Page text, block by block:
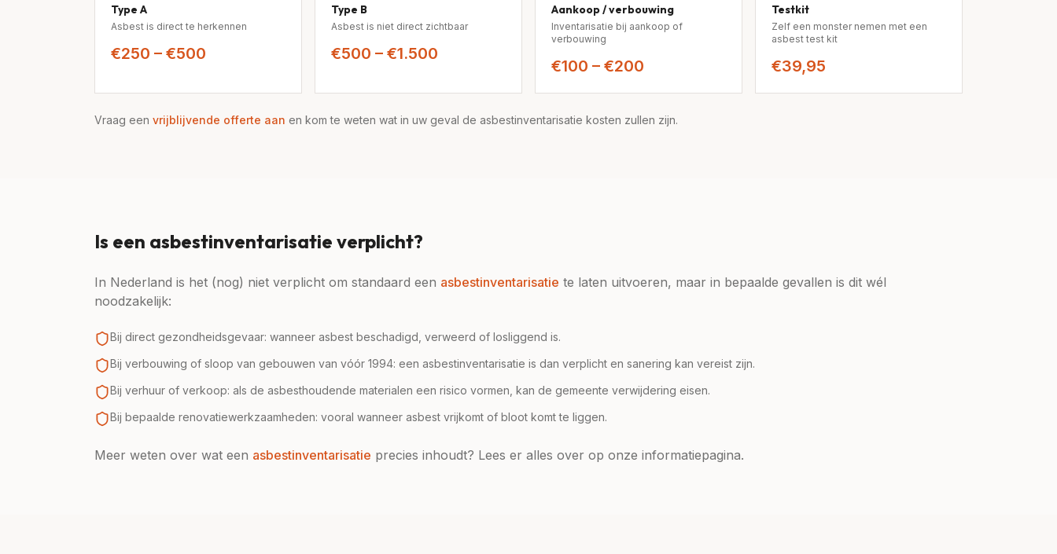
Type A
Asbest is direct te herkennen
€250 – €500
Type B
Asbest is niet direct zichtbaar
€500 – €1.500
Aankoop / verbouwing
Inventarisatie bij aankoop of
verbouwing
€100 – €200
Testkit
Zelf een monster nemen met een
asbest test kit
€39,95
Vraag een vrijblijvende offerte aan en kom te weten wat in uw geval de asbestinventarisatie kosten zullen zijn.
Is een asbestinventarisatie verplicht?
In Nederland is het (nog) niet verplicht om standaard een asbestinventarisatie te laten uitvoeren, maar in bepaalde gevallen is dit wél
noodzakelijk:
Bij direct gezondheidsgevaar: wanneer asbest beschadigd, verweerd of losliggend is.
Bij verbouwing of sloop van gebouwen van vóór 1994: een asbestinventarisatie is dan verplicht en sanering kan vereist zijn.
Bij verhuur of verkoop: als de asbesthoudende materialen een risico vormen, kan de gemeente verwijdering eisen.
Bij bepaalde renovatiewerkzaamheden: vooral wanneer asbest vrijkomt of bloot komt te liggen.
Meer weten over wat een asbestinventarisatie precies inhoudt? Lees er alles over op onze informatiepagina.